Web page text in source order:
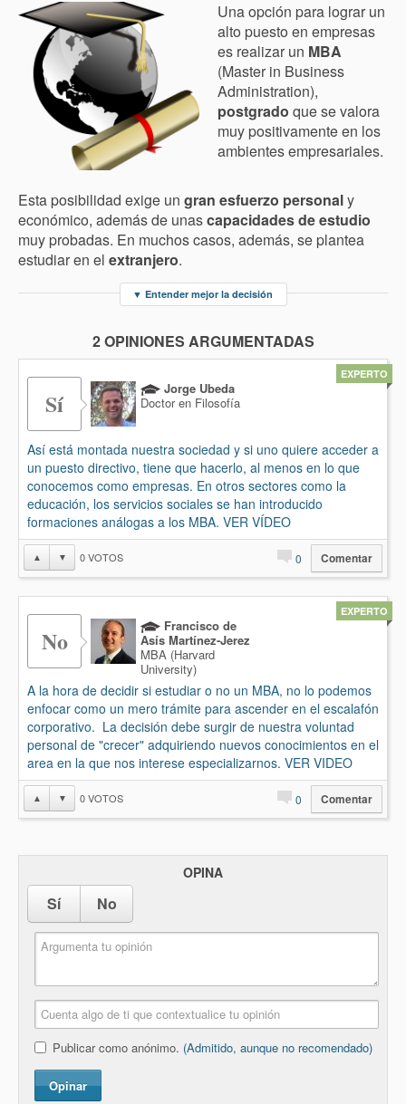
Una opción para lograr un
alto puesto en empresas
es realizar un MBA
(Master in Business
Administration),
postgrado que se valora
muy positivamente en los
ambientes empresariales.
Esta posibilidad exige un gran esfuerzo personaly
económico, además de unascapacidades de estudio
muy probadas. En muchos casos, además, se plantea
estudiar en el extranjero.
▼ Entender mejor la decisión
2 OPINIONES ARGUMENTADAS
Sí
Jorge Ubeda
Doctor en Filosofía
Así está montada nuestra sociedad y si uno quiere acceder a
un puesto directivo, tiene que hacerlo, al menos en lo que
conocemos como empresas. En otros sectores como la
educación, los servicios sociales se han introducido
formaciones análogas a los MBA. VER VÍDEO
EXPERTO
▲ ▼ 0VOTOS 0 Comentar
No
Francisco de
Asís Martínez-Jerez
MBA (Harvard
University)
A la hora de decidir si estudiar o no un MBA, no lo podemos
enfocar como un mero trámite para ascender en el escalafón
corporativo. La decisión debe surgir de nuestra voluntad
personal de "crecer" adquiriendo nuevos conocimientos en el
area en la que nos interese especializarnos. VER VIDEO
EXPERTO
▲ ▼ 0VOTOS 0 Comentar
OPINA
Sí No
Publicar como anónimo. (Admitido, aunque no recomendado)
Opinar